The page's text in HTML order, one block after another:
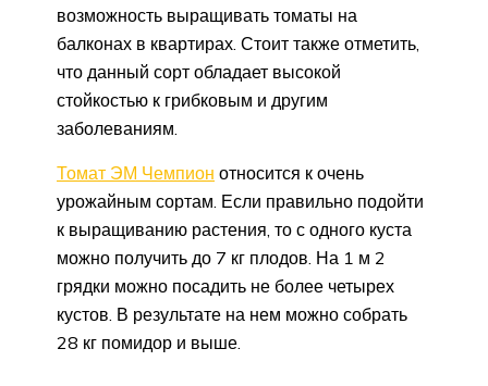
возможность выращивать томаты на
балконах в квартирах. Стоит также отметить,
что данный сорт обладает высокой
стойкостью к грибковым и другим
заболеваниям.
Томат ЭМ Чемпион относится к очень
урожайным сортам. Если правильно подойти
к выращиванию растения, то с одного куста
можно получить до 7 кг плодов. На 1 м 2
грядки можно посадить не более четырех
кустов. В результате на нем можно собрать
28 кг помидор и выше.